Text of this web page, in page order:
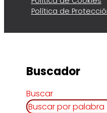
Política de
Buscador
Buscar